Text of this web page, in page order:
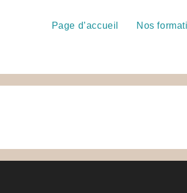
Page d’accueil Nos